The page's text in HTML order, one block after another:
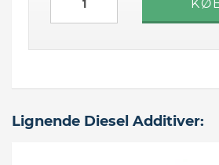
Lignende Diesel Additiver: